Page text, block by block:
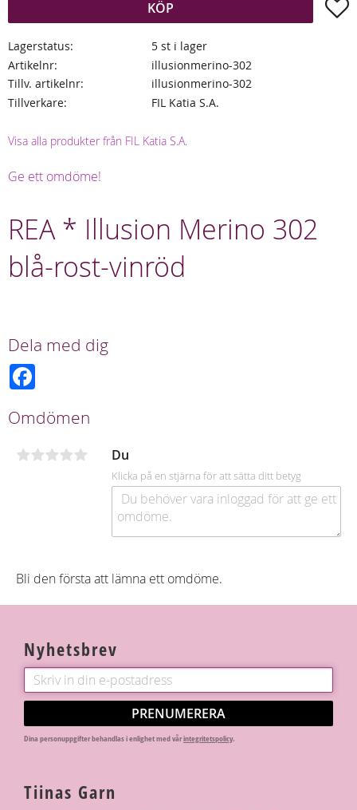
KÖP
Lagerstatus
5 st i lager
Artikelnr
illusionmerino-302
Tillv. artikelnr
illusionmerino-302
Tillverkare
FIL Katia S.A.
Visa alla produkter från FIL Katia S.A.
Ge ett omdöme!
REA * Illusion Merino 302
blå-rost-vinröd
Dela med dig
b
o
k
Omdömen
Du
Klicka på en stjärna för att sätta ditt betyg
Bli den första att lämna ett omdöme.
Nyhetsbrev
PRENUMERERA
Dina personuppgifter behandlas i enlighet med vårintegritetspolicy.
Tiinas Garn